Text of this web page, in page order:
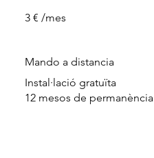
3 € /mes
Mando a distancia
Instal·lació gratuïta
12 mesos de permanència